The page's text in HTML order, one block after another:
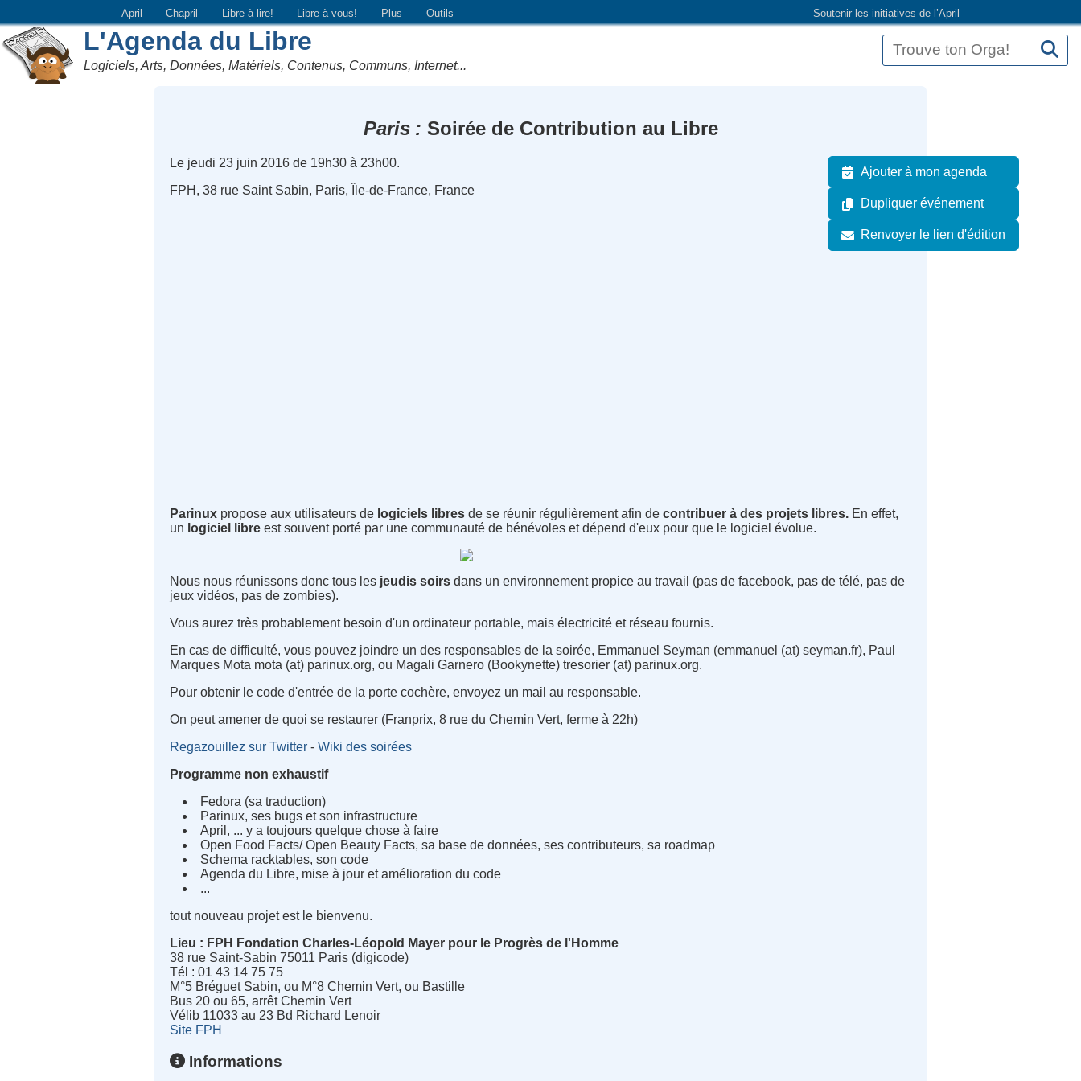
Soutenir les initiatives de l’April
April Chapril Libre à lire! Libre à vous! Plus Outils
L'Agenda du Libre
Logiciels, Arts, Données, Matériels, Contenus, Communs, Internet...
Paris Soirée de Contribution au Libre
Ajouter à mon agenda
Dupliquer événement
Renvoyer le lien d'édition
Le jeudi 23 juin 2016 de 19h30 à 23h00.
FPH, 38 rue Saint Sabin, Paris, Île-de-France, France
Parinux propose aux utilisateurs de logiciels libres de se réunir régulièrement afin decontribuer à des projets libres. En effet,
un logiciel libre est souvent porté par une communauté de bénévoles et dépend d'eux pour que le logiciel évolue.
Nous nous réunissons donc tous les jeudis soirs dans un environnement propice au travail (pas de facebook, pas de télé, pas de
jeux vidéos, pas de zombies).
Vous aurez très probablement besoin d'un ordinateur portable, mais électricité et réseau fournis.
En cas de difficulté, vous pouvez joindre un des responsables de la soirée, Emmanuel Seyman (emmanuel (at) seyman.fr), Paul
Marques Mota mota (at) parinux.org, ou Magali Garnero (Bookynette) tresorier (at) parinux.org.
Pour obtenir le code d'entrée de la porte cochère, envoyez un mail au responsable.
On peut amener de quoi se restaurer (Franprix, 8 rue du Chemin Vert, ferme à 22h)
Regazouillez sur Twitter -Wiki des soirées
Programme non exhaustif
Fedora (sa traduction)
Parinux, ses bugs et son infrastructure
April, ... y a toujours quelque chose à faire
Open Food Facts/ Open Beauty Facts, sa base de données, ses contributeurs, sa roadmap
Schema racktables, son code
Agenda du Libre, mise à jour et amélioration du code
...
tout nouveau projet est le bienvenu.
Lieu : FPH Fondation Charles-Léopold Mayer pour le Progrès de l'Homme
38 rue Saint-Sabin 75011 Paris (digicode)
Tél : 01 43 14 75 75
M°5 Bréguet Sabin, ou M°8 Chemin Vert, ou Bastille
Bus 20 ou 65, arrêt Chemin Vert
Vélib 11033 au 23 Bd Richard Lenoir
Site FPH
Informations